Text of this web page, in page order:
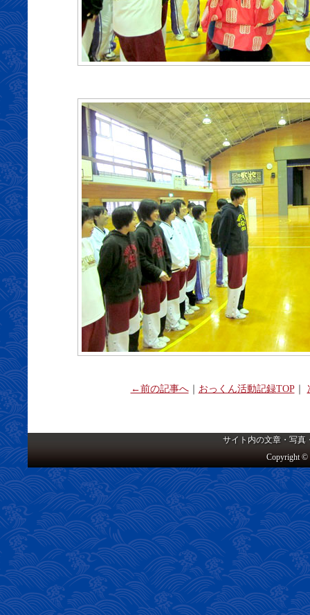
←前の記事へ｜ おっくん活動記録TOP｜
サイト内の文章・写真
Copyright ©